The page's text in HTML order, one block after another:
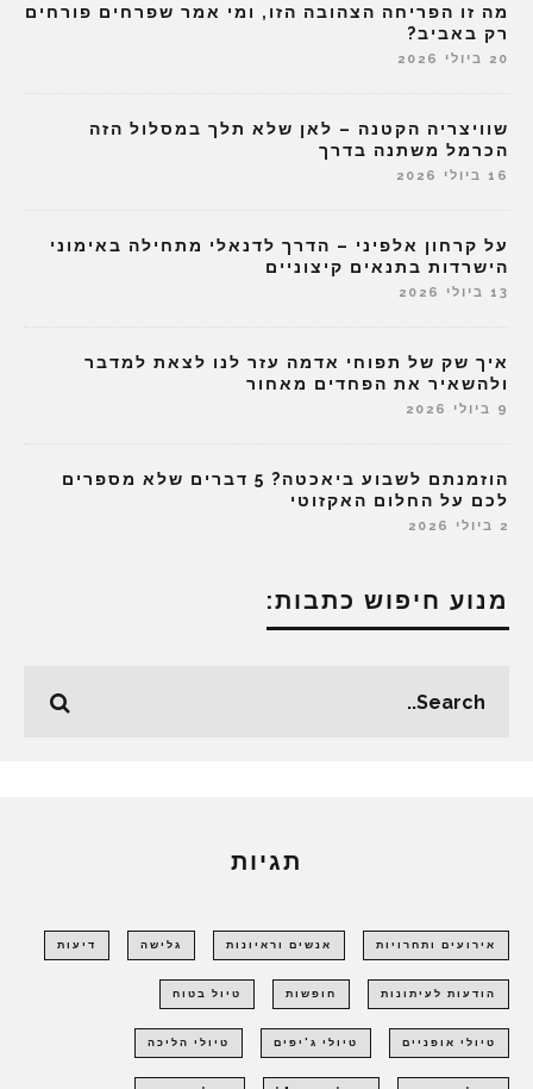
מה זו הפריחה הצהובה הזו, ומי אמר שפרחים פורחים
רק באביב?
20 ביולי 2026
שוויצריה הקטנה – לאן שלא תלך במסלול הזה
הכרמל משתנה בדרך
16 ביולי 2026
על קרחון אלפיני – הדרך לדנאלי מתחילה באימוני
הישרדות בתנאים קיצוניים
13 ביולי 2026
איך שק של תפוחי אדמה עזר לנו לצאת למדבר
ולהשאיר את הפחדים מאחור
9 ביולי 2026
הוזמנתם לשבוע ביאכטה? 5 דברים שלא מספרים
לכם על החלום האקזוטי
2 ביולי 2026
מנוע חיפוש כתבות:
תגיות
אירועים ותחרויות אנשים וראיונות גלישה דיעות
הודעות לעיתונות חופשות טיול בטוח
טיולי אופניים טיולי ג'יפים טיולי הליכה